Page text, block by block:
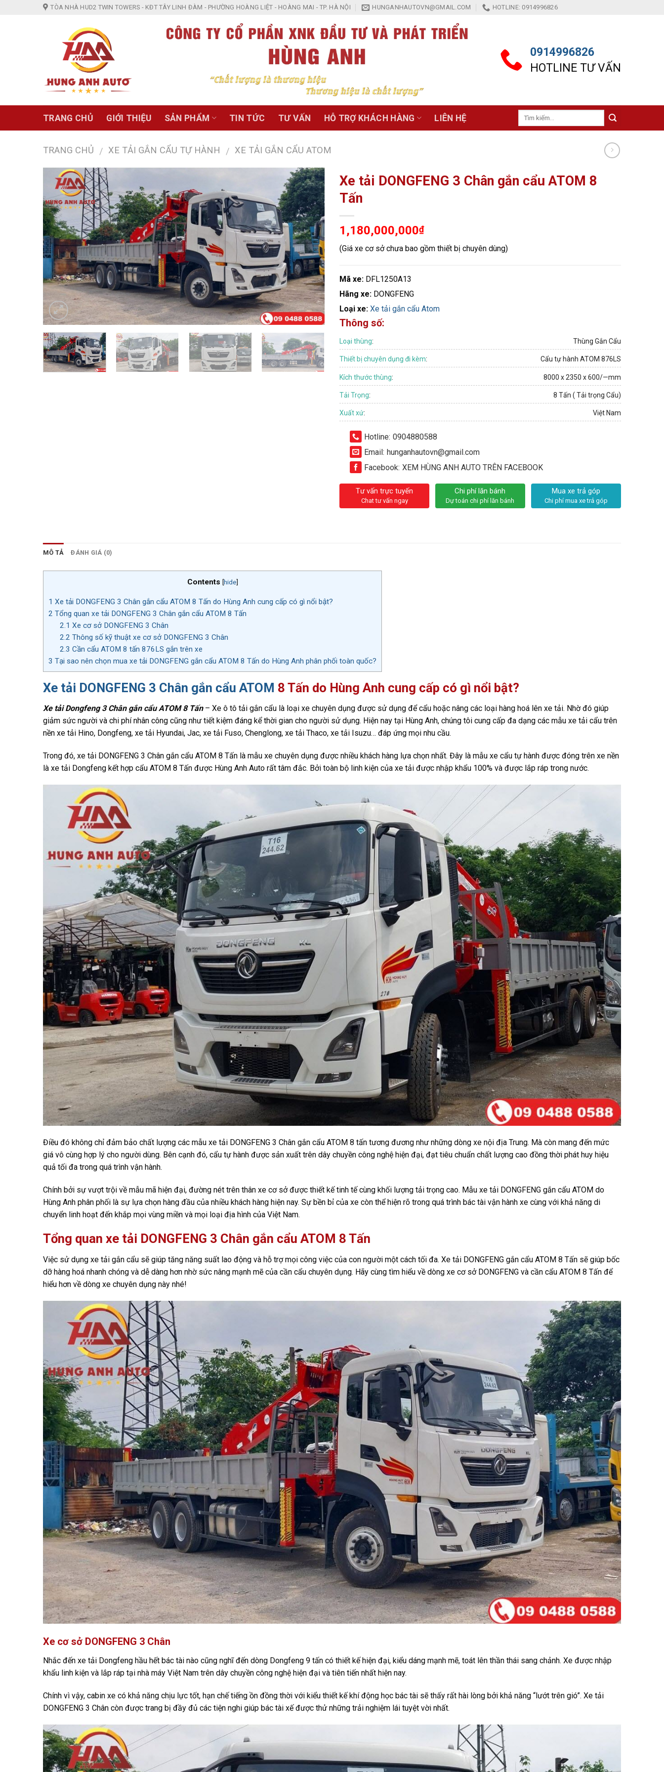
TÒA NHÀ HUD2 TWIN TOWERS - KĐT TÂY LINH ĐÀM - PHƯỜNG HOÀNG LIỆT - HOÀNG MAI - TP. HÀ NỘI HUNGANHAUTOVN@GMAIL.COM HOTLINE: 0914996826
0914996826
HOTLINE TƯ VẤN
TRANG CHỦ GIỚI THIỆU SẢN PHẨM TIN TỨC TƯ VẤN HỖ TRỢ KHÁCH HÀNG LIÊN HỆ
Tìm
TRANG CHỦ / XE TẢI GẮN CẨU TỰ HÀNH / XE TẢI GẮN CẨU ATOM
Add to
Wishlist
Xe tải DONGFENG 3 Chân gắn cẩu ATOM 8
Tấn
1,180,000,000₫
(Giá xe cơ sở chưa bao gồm thiết bị chuyên dùng)
Mã xe: DFL1250A13
Hãng xe: DONGFENG
Loại xe: Xe tải gắn cẩu Atom
Thông số:
Loại thùng: Thùng Gắn Cẩu
Thiết bị chuyên dụng đi kèm: Cẩu tự hành ATOM 876LS
Kích thước thùng: 8000 x 2350 x 600/—mm
Tải Trọng: 8 Tấn ( Tải trọng Cẩu)
Xuất xứ: Việt Nam
Hotline: 0904880588
Email: hunganhautovn@gmail.com
Facebook: XEM HÙNG ANH AUTO TRÊN FACEBOOK
Tư vấn trực tuyến
Chat tư vấn ngay
Chi phí lăn bánh
Dự toán chi phí lăn bánh
Mua xe trả góp
Chi phí mua xe trả góp
MÔ TẢ ĐÁNH GIÁ (0)
Contents [hide]
1 Xe tải DONGFENG 3 Chân gắn cẩu ATOM 8 Tấn do Hùng Anh cung cấp có gì nổi bật?
2 Tổng quan xe tải DONGFENG 3 Chân gắn cẩu ATOM 8 Tấn
2.1 Xe cơ sở DONGFENG 3 Chân
2.2 Thông số kỹ thuật xe cơ sở DONGFENG 3 Chân
2.3 Cần cẩu ATOM 8 tấn 876LS gắn trên xe
3 Tại sao nên chọn mua xe tải DONGFENG gắn cẩu ATOM 8 Tấn do Hùng Anh phân phối toàn quốc?
Xe tải DONGFENG 3 Chân gắn cẩu ATOM 8 Tấn do Hùng Anh cung cấp có gì nổi bật?
Xe tải Dongfeng 3 Chân gắn cẩu ATOM 8 Tấn– Xe ô tô tải gắn cẩu là loại xe chuyên dụng được sử dụng để cẩu hoặc nâng các loại hàng hoá lên xe tải. Nhờ đó giúp
giảm sức người và chi phí nhân công cũng như tiết kiệm đáng kể thời gian cho người sử dụng. Hiện nay tại Hùng Anh, chúng tôi cung cấp đa dạng các mẫu xe tải cẩu trên
nền xe tải Hino, Dongfeng, xe tải Hyundai, Jac, xe tải Fuso, Chenglong, xe tải Thaco, xe tải Isuzu… đáp ứng mọi nhu cầu.
Trong đó, xe tải DONGFENG 3 Chân gắn cẩu ATOM 8 Tấn là mẫu xe chuyên dụng được nhiều khách hàng lựa chọn nhất. Đây là mẫu xe cẩu tự hành được đóng trên xe nền
là xe tải Dongfeng kết hợp cẩu ATOM 8 Tấn được Hùng Anh Auto rất tâm đắc. Bởi toàn bộ linh kiện của xe tải được nhập khẩu 100% và được lắp ráp trong nước.
Điều đó không chỉ đảm bảo chất lượng các mẫu xe tải DONGFENG 3 Chân gắn cẩu ATOM 8 tấn tương đương như những dòng xe nội địa Trung. Mà còn mang đến mức
giá vô cùng hợp lý cho người dùng. Bên cạnh đó, cẩu tự hành được sản xuất trên dây chuyền công nghệ hiện đại, đạt tiêu chuẩn chất lượng cao đồng thời phát huy hiệu
quả tối đa trong quá trình vận hành.
Chính bởi sự vượt trội về mẫu mã hiện đại, đường nét trên thân xe cơ sở được thiết kế tinh tế cùng khối lượng tải trọng cao. Mẫu xe tải DONGFENG gắn cẩu ATOM do
Hùng Anh phân phối là sự lựa chọn hàng đầu của nhiều khách hàng hiện nay. Sự bền bỉ của xe còn thể hiện rõ trong quá trình bác tài vận hành xe cùng với khả năng di
chuyển linh hoạt đến khắp mọi vùng miền và mọi loại địa hình của Việt Nam.
Tổng quan xe tải DONGFENG 3 Chân gắn cẩu ATOM 8 Tấn
Việc sử dụng xe tải gắn cẩu sẽ giúp tăng năng suất lao động và hỗ trợ mọi công việc của con người một cách tối đa. Xe tải DONGFENG gắn cẩu ATOM 8 Tấn sẽ giúp bốc
dỡ hàng hoá nhanh chóng và dễ dàng hơn nhờ sức nâng mạnh mẽ của cần cẩu chuyên dụng. Hãy cùng tìm hiểu về dòng xe cơ sở DONGFENG và cần cẩu ATOM 8 Tấn để
hiểu hơn về dòng xe chuyên dụng này nhé!
Xe cơ sở DONGFENG 3 Chân
Nhắc đến xe tải Dongfeng hầu hết bác tài nào cũng nghĩ đến dòng Dongfeng 9 tấn có thiết kế hiện đại, kiểu dáng mạnh mẽ, toát lên thần thái sang chảnh. Xe được nhập
khẩu linh kiện và lắp ráp tại nhà máy Việt Nam trên dây chuyền công nghệ hiện đại và tiên tiến nhất hiện nay.
Chính vì vậy, cabin xe có khả năng chịu lực tốt, hạn chế tiếng ồn đồng thời với kiểu thiết kế khí động học bác tài sẽ thấy rất hài lòng bởi khả năng “lướt trên gió”. Xe tải
DONGFENG 3 Chân còn được trang bị đầy đủ các tiện nghi giúp bác tài xế được thử những trải nghiệm lái tuyệt vời nhất.